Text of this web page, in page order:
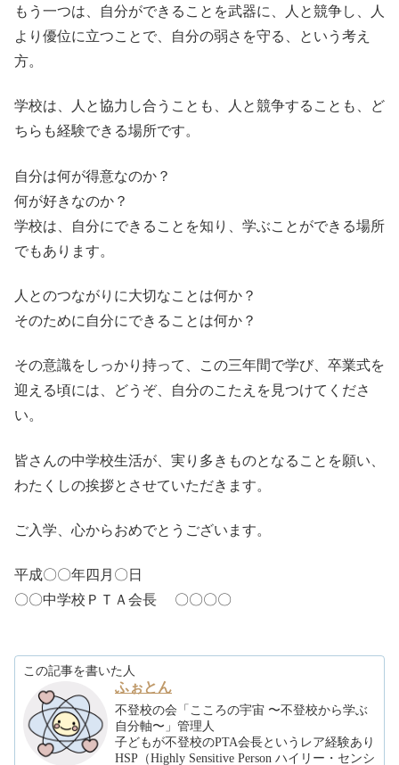
もう一つは、自分ができることを武器に、人と競争し、人
より優位に立つことで、自分の弱さを守る、という考え
方。
学校は、人と協力し合うことも、人と競争することも、ど
ちらも経験できる場所です。
自分は何が得意なのか？
何が好きなのか？
学校は、自分にできることを知り、学ぶことができる場所
でもあります。
人とのつながりに大切なことは何か？
そのために自分にできることは何か？
その意識をしっかり持って、この三年間で学び、卒業式を
迎える頃には、どうぞ、自分のこたえを見つけてくださ
い。
皆さんの中学校生活が、実り多きものとなることを願い、
わたくしの挨拶とさせていただきます。
ご入学、心からおめでとうございます。
平成〇〇年四月〇日
〇〇中学校ＰＴＡ会長 〇〇〇〇
この記事を書いた人
ふぉとん
不登校の会「こころの宇宙 〜不登校から学ぶ
自分軸〜」管理人
子どもが不登校のPTA会長というレア経験あり
HSP（Highly Sensitive Person ハイリー・センシ